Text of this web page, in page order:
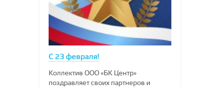
С 23 февраля!
Коллектив ООО «БК Центр»
поздравляет своих партнеров и